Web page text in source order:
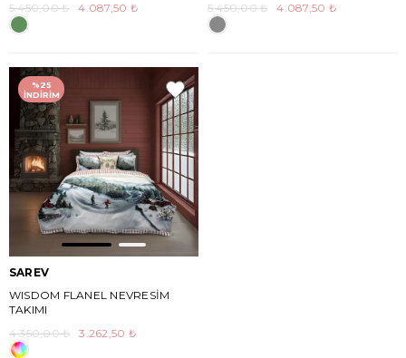
4.087,50 ₺
5.450,00 ₺
4.087,50 ₺
5.450,00 ₺
SAREV
WISDOM FLANEL NEVRESİM
TAKIMI
3.262,50 ₺
4.350,00 ₺
%25
İNDIRIM